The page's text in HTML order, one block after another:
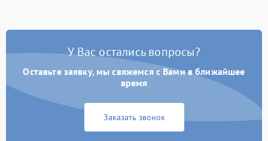
Проблемы с блоком
1800 ₽ Подробнее →
Не завершает программу Подробнее →
1500 ₽ Подробнее →
У Вас остались вопросы?
Оставьте заявку, мы свяжемся с Вами в ближайшее
время
Заказать звонок